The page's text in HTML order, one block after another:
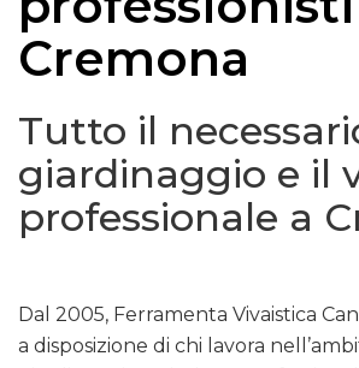
Cremona
Tutto il
giardinaggio e il
professionale a
Dal 2005, Ferramenta Vivaistica
a disposizione di chi lavora